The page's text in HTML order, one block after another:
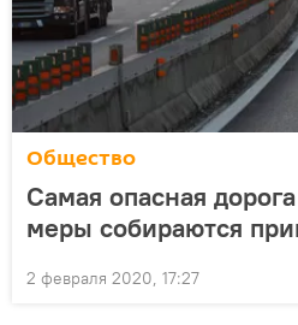
Общество
Самая опасная
меры собираются
2 февраля 2020, 17:27